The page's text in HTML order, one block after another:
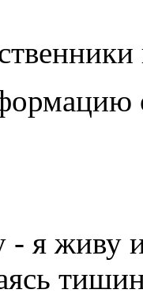
- я живу